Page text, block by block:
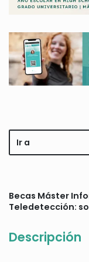
Ir a
Becas Máster
Teledetección:
Descripción